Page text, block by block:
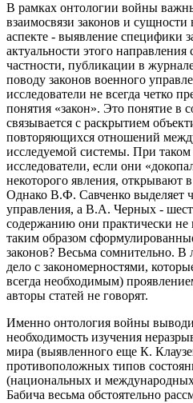
В рамках онтологии войны
взаимосвязи законов и
аспекте - выявление специфики
актуальности этого направления
частности, публикации в
поводу законов военного
исследователи не всегда четко
понятия «закон». Это понятие в
связывается с раскрытием
повторяющихся отношений
исследуемой системы. При
исследователи, если они
некоторого явления, открывают
Однако В.Ф. Савченко выделяет
управления, а В.А. Черных -
содержанию они практически не
таким образом
законов? Весьма сомнительно.
дело с закономерностями,
всегда необходимым)
авторы статей не говорят.
Именно онтология войны
необходимость изучения
мира (выявленного еще К.
противоположных типов
(национальных и
Бабича весьма обстоятельно